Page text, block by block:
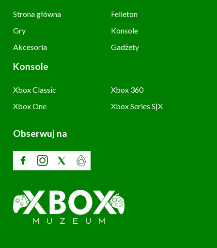
Strona główna
Felieton
Gry
Konsole
Akcesoria
Gadżety
Konsole
Xbox Classic
Xbox 360
Xbox One
Xbox Series S|X
Obserwuj na